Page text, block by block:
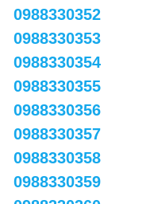
0988330352
0988330353
0988330354
0988330355
0988330356
0988330357
0988330358
0988330359